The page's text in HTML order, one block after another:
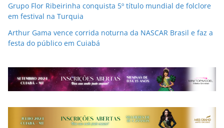
Grupo Flor Ribeirinha conquista 5º título mundial de folclore
em festival na Turquia
Arthur Gama vence corrida noturna da NASCAR Brasil e faz a
festa do público em Cuiabá